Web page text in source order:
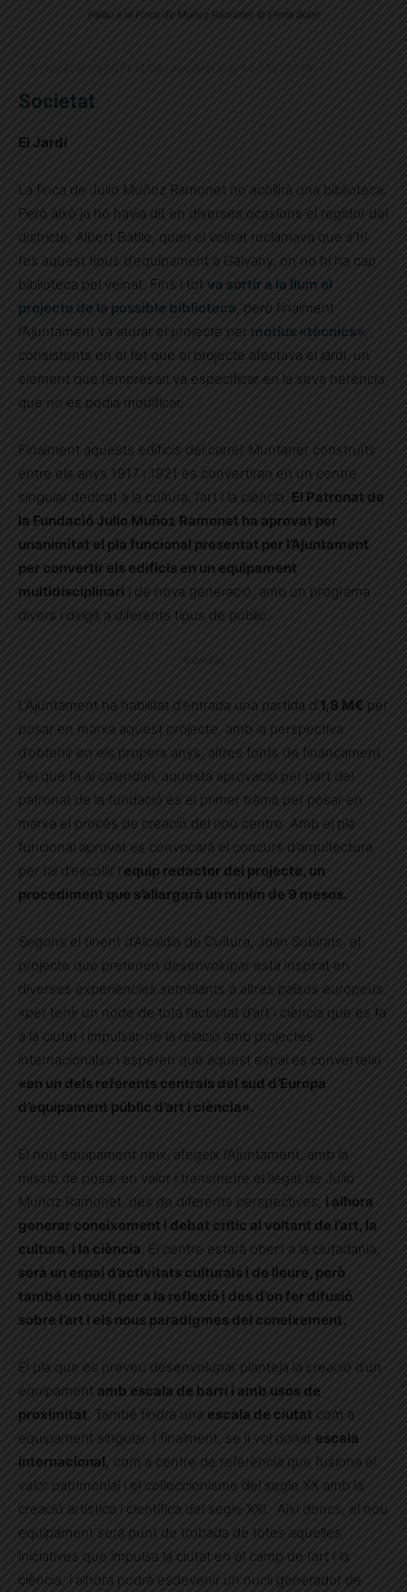
Palau a la Finca de Muñoz Ramonet © Elena Bulet
Societat
El Jardí
La finca de Julio Muñoz Ramonet no acollirà una biblioteca.
Però això ja ho havia dit en diverses ocasions el regidor del
districte, Albert Batlle, quan el veïnat reclamava que s’hi
fes aquest tipus d’equipament a Galvany, on no hi ha cap
biblioteca pel veïnat. Fins i tot va sortir a la llum el
projecte de la possible biblioteca, però finalment
l’Ajuntament va aturar el projecte per
motius «tècnics»
consistents en el fet que el projecte afectava el jardí, un
element que l’empresari va especificar en la seva herència
que no es podia modificar.
Finalment aquests edificis del carrer Muntaner construïts
entre els anys 1917 i 1921 es convertiran en un centre
singular dedicat a la cultura, l’art i la ciència. El Patronat de
la Fundació Julio Muñoz Ramonet ha aprovat per
unanimitat el pla funcional presentat per l’Ajuntament
per convertir els edificis en un equipament
multidisciplinari i de nova generació, amb un programa
divers i dirigit a diferents tipus de públic.
L’Ajuntament ha habilitat d’entrada una partida d’1,8 M€ per
posar en marxa aquest projecte, amb la perspectiva
d’obtenir en els propers anys, altres fonts de finançament.
Pel que fa al calendari, aquesta aprovació per part del
patronat de la fundació és el primer tràmit per posar en
marxa el procés de creació del nou centre. Amb el pla
funcional aprovat es convocarà el concurs d’arquitectura
per tal d’escollir l’equip redactor del projecte, un
procediment que s’allargarà un mínim de 9 mesos.
Segons el tinent d’Alcaldia de Cultura, Joan Subirats, el
projecte que pretenen desenvolupar està inspirat en
diverses experiències semblants a altres països europeus
«per tenir un node de tota l’activitat d’art i ciència que es fa
a la ciutat i impulsar-ne la relació amb projectes
internacionals» i esperen que aquest espai es converteixi
«en un dels referents centrals del sud d’Europa
d’equipament públic d’art i ciència».
El nou equipament neix, afegeix l’Ajuntament, amb la
missió de posar en valor i transmetre el llegat de Julio
Muñoz Ramonet, des de diferents perspectives, i alhora
generar coneixement i debat crític al voltant de l’art, la
cultura, i la ciència. El centre estarà obert a la ciutadania,
serà un espai d’activitats culturals i de lleure, però
també un nucli per a la reflexió i des d’on fer difusió
sobre l’art i els nous paradigmes del coneixement.
El pla que es preveu desenvolupar planteja la creació d’un
equipament amb escala de barri i amb usos de
proximitat. També tindrà una escala de ciutat com a
equipament singular. I finalment, se li vol donar escala
internacional, com a centre de referència que fusiona el
valor patrimonial i el col·leccionisme del segle XX amb la
creació artística i científica del segle XXI. Així doncs, el nou
equipament serà punt de trobada de totes aquelles
iniciatives que impulsa la ciutat en el camp de l’art i la
ciència, i alhora podrà esdevenir un nucli generador de